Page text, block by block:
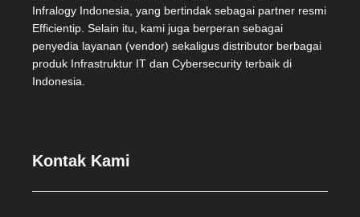
Infralogy Indonesia, yang bertindak sebagai partner resmi
Efficientip. Selain itu, kami juga berperan sebagai
penyedia layanan (vendor) sekaligus distributor berbagai
produk Infrastruktur IT dan Cybersecurity terbaik di
Indonesia.
Kontak Kami